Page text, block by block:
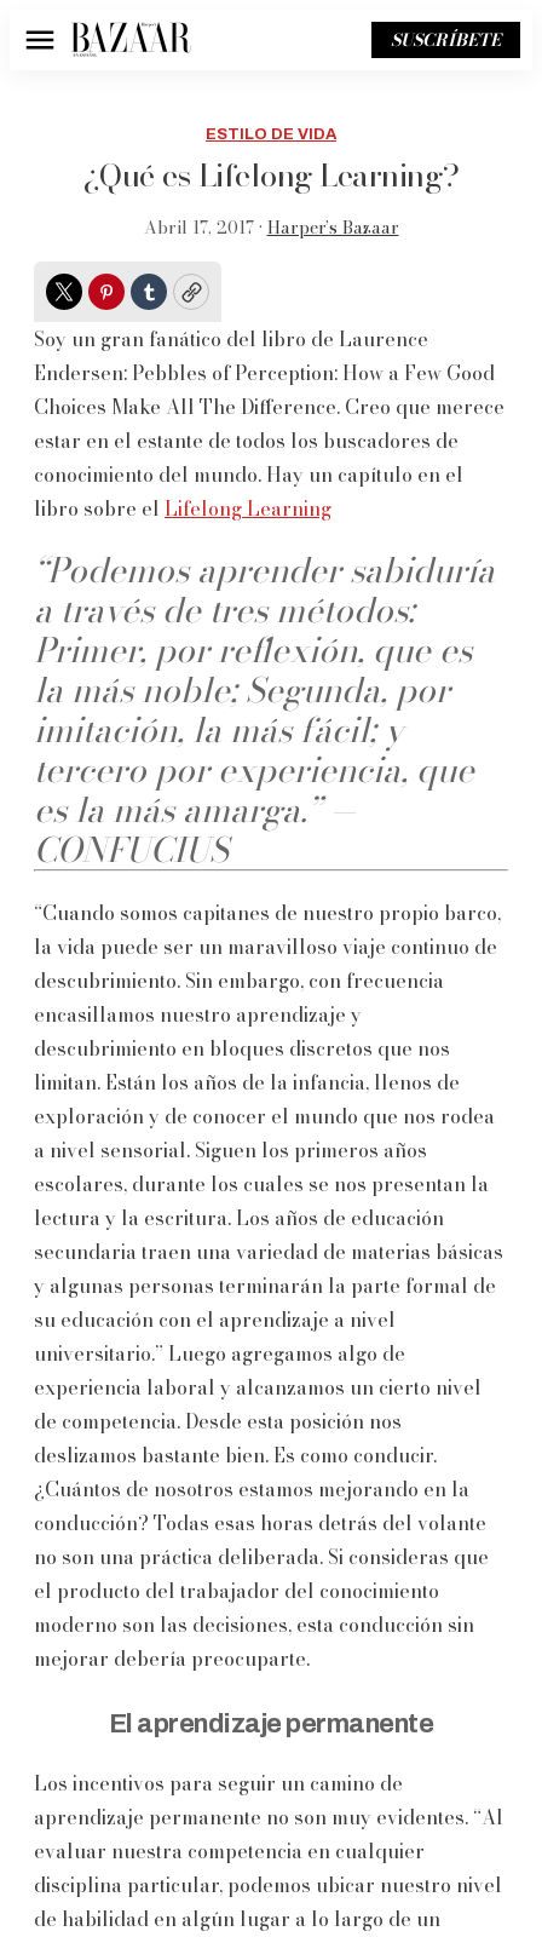
Menú SUSCRÍBETE
ESTILO DE VIDA
¿Qué es Lifelong Learning?
Abril 17, 2017 • Harper’s Bazaar
TwitterPinterest
TumblrCopy
Soy un gran fanático del libro de Laurence
Endersen: Pebbles of Perception: How a Few Good
Choices Make All The Difference. Creo que merece
estar en el estante de todos los buscadores de
conocimiento del mundo. Hay un capítulo en el
libro sobre el Lifelong Learning
“Podemos aprender sabiduría
a través de tres métodos:
Primer, por reflexión, que es
la más noble; Segunda, por
imitación, la más fácil; y
tercero por experiencia, que
es la más amarga.”—
CONFUCIUS
“Cuando somos capitanes de nuestro propio barco,
la vida puede ser un maravilloso viaje continuo de
descubrimiento. Sin embargo, con frecuencia
encasillamos nuestro aprendizaje y
descubrimiento en bloques discretos que nos
limitan. Están los años de la infancia, llenos de
exploración y de conocer el mundo que nos rodea
a nivel sensorial. Siguen los primeros años
escolares, durante los cuales se nos presentan la
lectura y la escritura. Los años de educación
secundaria traen una variedad de materias básicas
y algunas personas terminarán la parte formal de
su educación con el aprendizaje a nivel
universitario.” Luego agregamos algo de
experiencia laboral y alcanzamos un cierto nivel
de competencia. Desde esta posición nos
deslizamos bastante bien. Es como conducir.
¿Cuántos de nosotros estamos mejorando en la
conducción? Todas esas horas detrás del volante
no son una práctica deliberada. Si consideras que
el producto del trabajador del conocimiento
moderno son las decisiones, esta conducción sin
mejorar debería preocuparte.
El aprendizaje permanente
Los incentivos para seguir un camino de
aprendizaje permanente no son muy evidentes. “Al
evaluar nuestra competencia en cualquier
disciplina particular, podemos ubicar nuestro nivel
de habilidad en algún lugar a lo largo de un